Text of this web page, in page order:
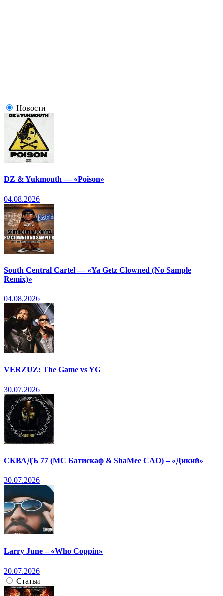
Новости
DZ & Yukmouth — «Poison»
04.08.2026
South Central Cartel — «Ya Getz Clowned (No Sample
Remix)»
04.08.2026
VERZUZ: The Game vs YG
30.07.2026
СКВАДЪ 77 (МС Батискаф & ShaMee CAO) – «Дикий»
30.07.2026
Larry June – «Who Coppin»
20.07.2026
Статьи